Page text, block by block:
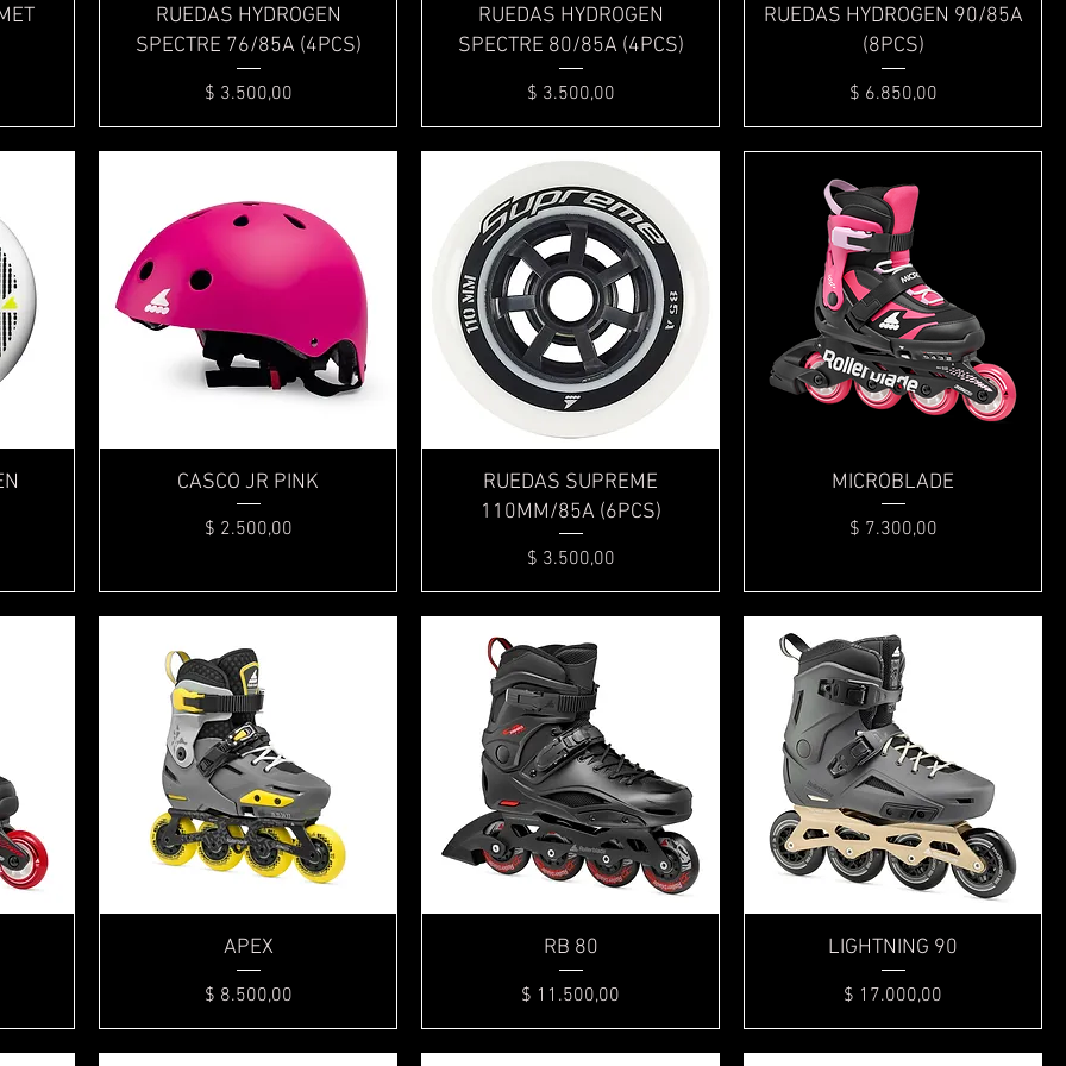
Vista rápida
RUEDAS HYDROGEN
SPECTRE 76/85A (4PCS)
Precio
$ 3.500,00
Vista rápida
RUEDAS HYDROGEN
SPECTRE 80/85A (4PCS)
Precio
$ 3.500,00
Vista rápida
RUEDAS HYDROGEN 90/85A
(8PCS)
Precio
$ 6.850,00
Vista rápida
CASCO JR PINK
Precio
$ 2.500,00
Vista rápida
RUEDAS SUPREME
110MM/85A (6PCS)
Precio
$ 3.500,00
Vista rápida
MICROBLADE
Precio
$ 7.300,00
Vista rápida
APEX
Precio
$ 8.500,00
Vista rápida
RB 80
Precio
$ 11.500,00
Vista rápida
LIGHTNING 90
Precio
$ 17.000,00